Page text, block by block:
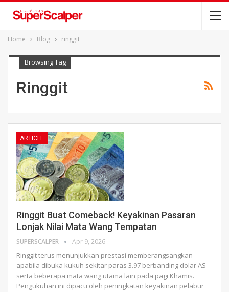
Home Blog ringgit
Browsing Tag
Ringgit
ARTICLE
Ringgit Buat Comeback! Keyakinan Pasaran
Lonjak Nilai Mata Wang Tempatan
SUPERSCALPER Apr 9, 2026
Ringgit terus menunjukkan prestasi memberangsangkan
apabila dibuka kukuh sekitar paras 3.97 berbanding dolar AS
serta beberapa mata wang utama lain pada pagi Khamis.
Pengukuhan ini dipacu oleh peningkatan keyakinan pelabur